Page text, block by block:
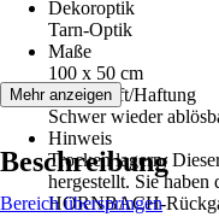
Dekoroptik
Tarn-Optik
Maße
100 x 50 cm
Klebekraft/Haftung
Schwer wieder
Hinweis
Trocken lagern,
hergestellt. Sie
HORNBACH-
Mehr anzeigen
Beschreibung
Bereich überspringen